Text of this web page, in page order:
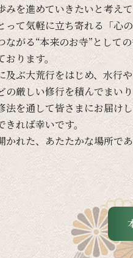
みを進めていきたいと考えて
って気軽に立ち寄れる 「心の
ながる“本来のお寺”と しての
おります。
及ぶ大荒行をはじめ、 水行や
の厳しい修行を積んでまい
法を通して皆さまにお届け
きれば幸いです。
かれた、 あたたかな場所で